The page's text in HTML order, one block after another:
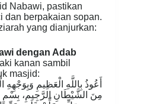
Nabawi, pastikan
dan berpakaian sopan.
yang dianjurkan:
dengan Adab
kanan sambil
masjid:
أَعُوذُ بِاللَّهِ الْعَظِيمِ وَبِوَجْهِهِ
مِنَ الشَّيْطَانِ الرَّجِيمِ، بِسْمِ